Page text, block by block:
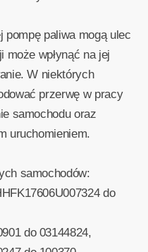
paliwa mogą ulec
wpłynąć na jej
W niektórych
przerwę w pracy
samochodu oraz
uruchomieniem.
samochodów:
do
do 03144824,